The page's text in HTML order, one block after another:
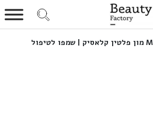
MON PLATIN מון פלטין קלאסיק | שמפו לטיפול